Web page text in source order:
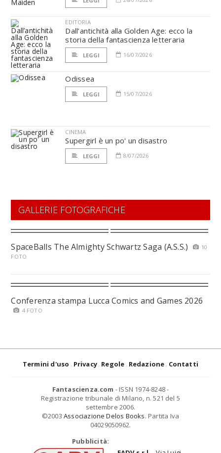
EDITORIA
Dall’antichità alla Golden Age: ecco la
storia della fantascienza letteraria
LEGGI 16/07/2026
Odissea
LEGGI 15/07/2026
CINEMA
Supergirl è un po' un disastro
LEGGI 8/07/2026
GALLERIE FOTOGRAFICHE
SpaceBalls The Almighty Schwartz Saga (A.S.S.)
10
FOTO
Conferenza stampa Lucca Comics and Games 2026
4 FOTO
Termini d'uso Privacy Regole Redazione Contatti
Fantascienza.com - ISSN 1974-8248 -
Registrazione tribunale di Milano, n. 521 del 5
settembre 2006.
©2003 Associazione Delos Books. Partita Iva
04029050962.
Pubblicità: